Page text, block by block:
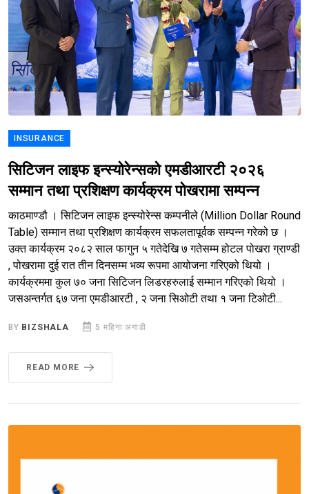
INSURANCE
सिटिजन लाइफ इन्स्योरेन्सको एमडीआरटी २०२६
सम्मान तथा प्रशिक्षण कार्यक्रम पोखरामा सम्पन्न
काठमाण्डौ । सिटिजन लाइफ इन्स्योरेन्स कम्पनीले (Million Dollar Round
Table) सम्मान तथा प्रशिक्षण कार्यक्रम सफलतापूर्वक सम्पन्न गरेको छ ।
उक्त कार्यक्रम २०८२ साल फागुन ५ गतेदेखि ७ गतेसम्म होटल पोखरा ग्राण्डी
, पोखरामा दुई रात तीन दिनसम्म भव्य रूपमा आयोजना गरिएको थियो ।
कार्यक्रममा कुल ७० जना सिटिजन लिडरहरुलाई सम्मान गरिएको थियो ।
जसअन्तर्गत ६७ जना एमडीआरटी , २ जना सिओटी तथा १ जना टिओटी...
BY BIZSHALA 5 महिना अगाडी
READ MORE